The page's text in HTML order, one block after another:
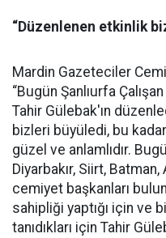
“Düzenlenen etkinlik
Mardin Gazeteciler
“Bugün Şanlıurfa
Tahir Gülebak'ın
bizleri büyüledi, bu
güzel ve anlamlıdır.
Diyarbakır, Siirt,
cemiyet başkanları
sahipliği yaptığı için ve
tanıdıkları için Tahir